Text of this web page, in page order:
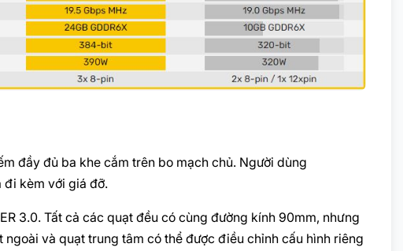
đầy đủ ba khe cắm trên bo mạch chủ. Người dùng
đi kèm với giá đỡ.
3.0. Tất cả các quạt đều có cùng đường kính 90mm, nhưng
và quạt trung tâm có thể được điều chỉnh cấu hình riêng